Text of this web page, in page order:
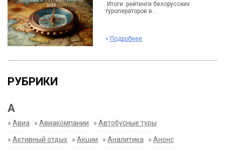
Итоги: рейтинги белорусских
туроператоров в...
» Подробнее
РУБРИКИ
А
» Авиа » Авиакомпании » Автобусные туры
» Активный отдых » Акции » Аналитика » Анонс